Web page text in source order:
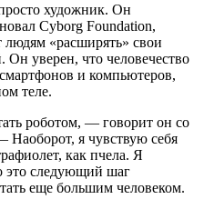
художник. Он
Cyborg Foundation,
людям «расширять» свои
уверен, что человечество
и компьютеров,
теле.
роботом, — говорит он со
я чувствую себя
как пчела. Я
это следующий шаг
еще большим человеком.